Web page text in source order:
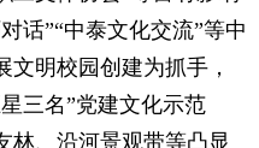
话”“中泰文化交流”等中
文明校园创建为抓手 ，
三名”党建文化示范
林、沿河景观带等凸显